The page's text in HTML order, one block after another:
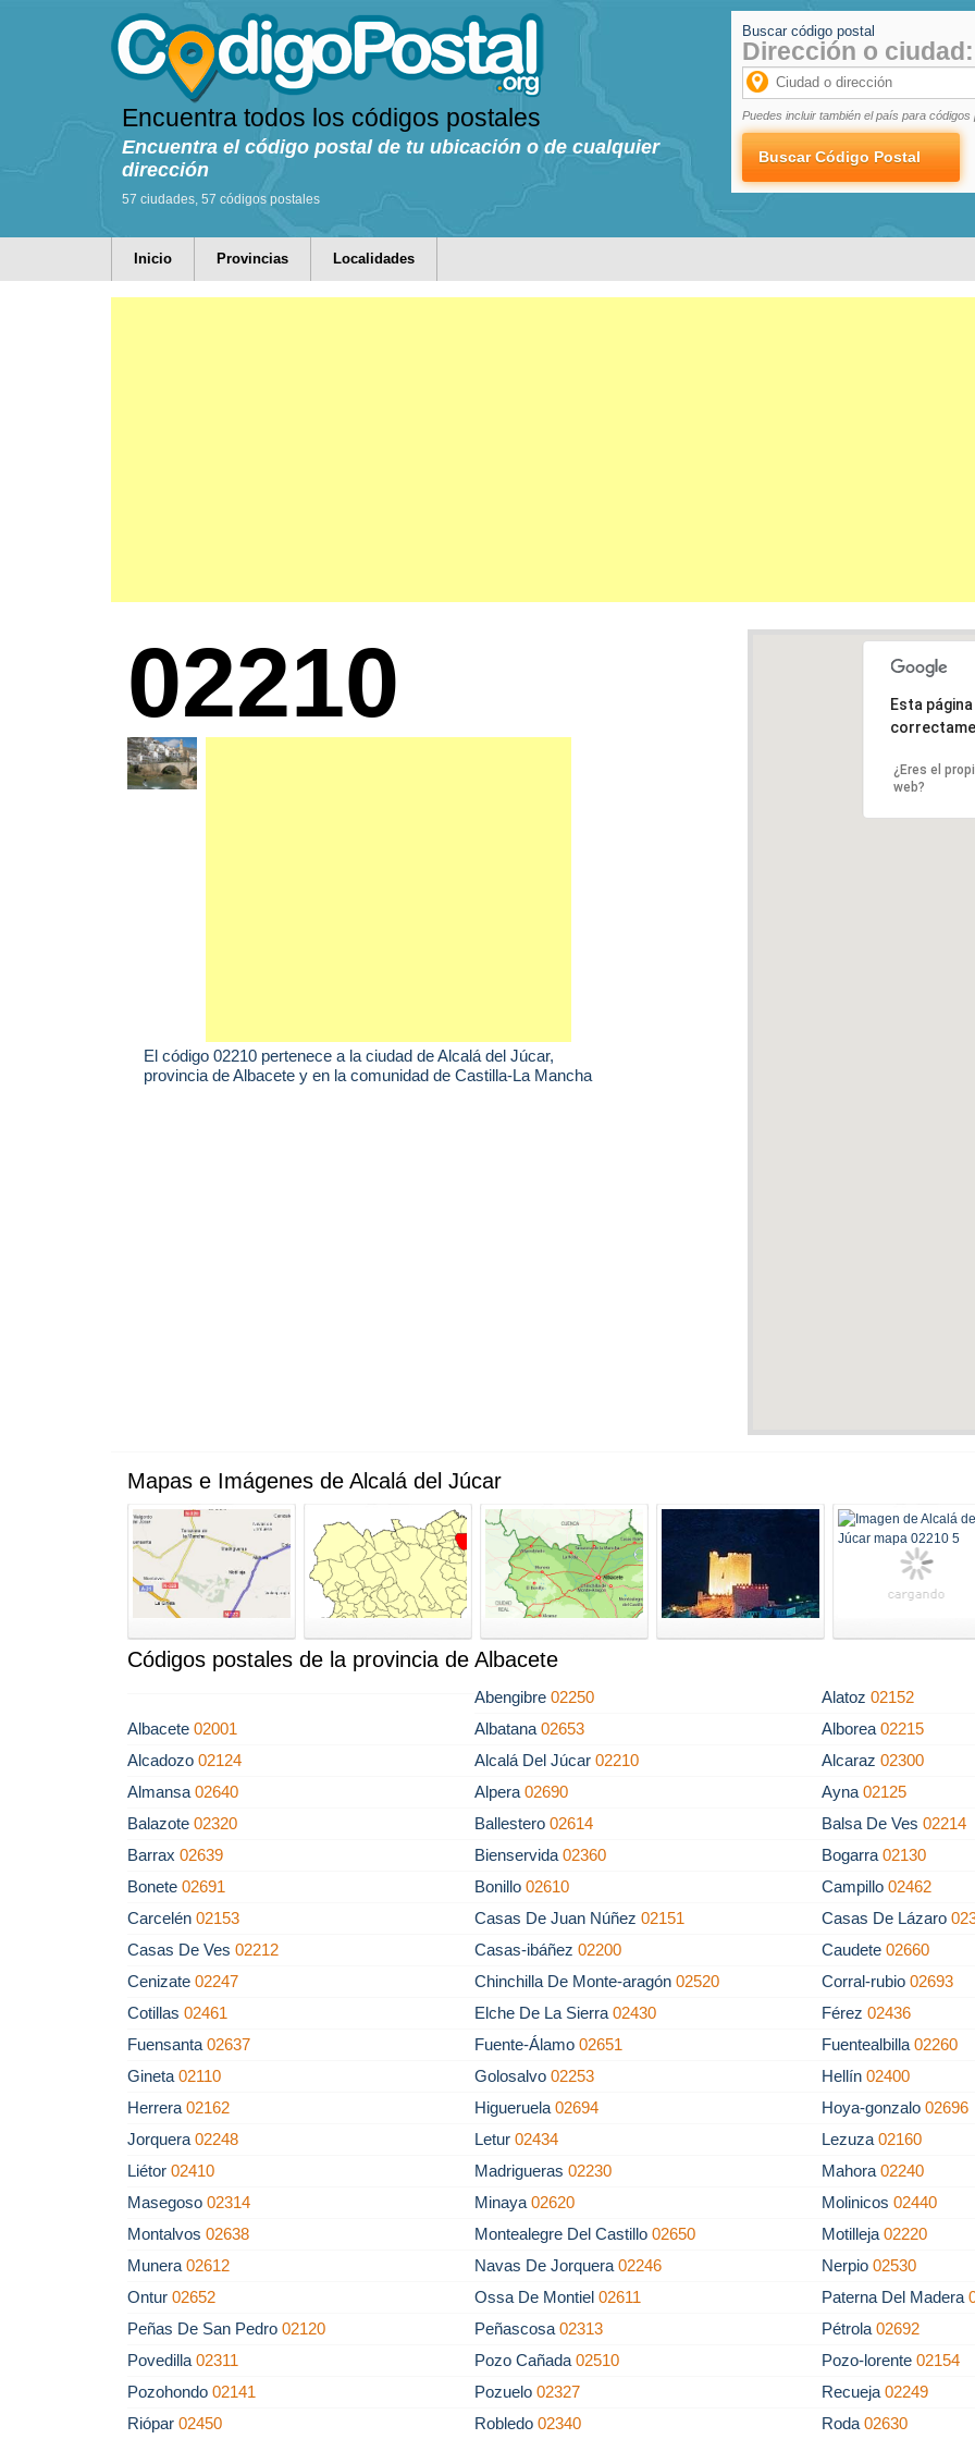
Encuentra todos los códigos postales
Encuentra el código postal de tu ubicación o de cualquier
dirección
57 ciudades, 57 códigos postales
Buscar código postal
Dirección o ciudad:
Puedes incluir también el país para
Inicio Provincias Localidades
02210
El código 02210 pertenece a la ciudad deAlcalá del Júcar,
provincia de Albacete y en la comunidad de Castilla-La Mancha
Esta
¿Eres el
web?
Mapas e Imágenes de Alcalá del Júcar
Códigos postales de la provincia de Albacete
Abengibre02250 Alatoz02152
Albacete 02001 Albatana02653 Alborea02215
Alcadozo 02124 Alcalá Del Júcar02210 Alcaraz02300
Almansa 02640 Alpera02690 Ayna02125
Balazote 02320 Ballestero02614 Balsa De Ves02214
Barrax 02639 Bienservida02360 Bogarra02130
Bonete 02691 Bonillo02610 Campillo02462
Carcelén 02153 Casas De Juan Núñez02151 Casas De Lázaro
Casas De Ves 02212 Casas-ibáñez02200 Caudete02660
Cenizate 02247 Chinchilla De Monte-aragón02520 Corral-rubio02693
Cotillas 02461 Elche De La Sierra02430 Férez02436
Fuensanta 02637 Fuente-Álamo02651 Fuentealbilla02260
Gineta 02110 Golosalvo02253 Hellín02400
Herrera 02162 Higueruela02694 Hoya-gonzalo02696
Jorquera 02248 Letur02434 Lezuza02160
Liétor 02410 Madrigueras02230 Mahora02240
Masegoso 02314 Minaya02620 Molinicos02440
Montalvos 02638 Montealegre Del Castillo02650 Motilleja02220
Munera 02612 Navas De Jorquera02246 Nerpio02530
Ontur 02652 Ossa De Montiel02611 Paterna Del Madera
Peñas De San Pedro 02120 Peñascosa02313 Pétrola02692
Povedilla 02311 Pozo Cañada02510 Pozo-lorente02154
Pozohondo 02141 Pozuelo02327 Recueja02249
Riópar 02450 Robledo02340 Roda02630